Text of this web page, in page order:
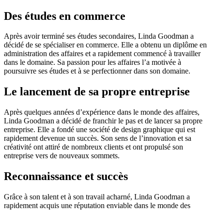
Des études en commerce
Après avoir terminé ses études secondaires, Linda Goodman a
décidé de se spécialiser en commerce. Elle a obtenu un diplôme en
administration des affaires et a rapidement commencé à travailler
dans le domaine. Sa passion pour les affaires l’a motivée à
poursuivre ses études et à se perfectionner dans son domaine.
Le lancement de sa propre entreprise
Après quelques années d’expérience dans le monde des affaires,
Linda Goodman a décidé de franchir le pas et de lancer sa propre
entreprise. Elle a fondé une société de design graphique qui est
rapidement devenue un succès. Son sens de l’innovation et sa
créativité ont attiré de nombreux clients et ont propulsé son
entreprise vers de nouveaux sommets.
Reconnaissance et succès
Grâce à son talent et à son travail acharné, Linda Goodman a
rapidement acquis une réputation enviable dans le monde des